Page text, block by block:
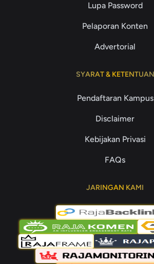
Lupa Password
Pelaporan Konten
Advertorial
SYARAT & KETENTUAN
Pendaftaran Kampus
Disclaimer
Kebijakan Privasi
FAQs
JARINGAN KAMI